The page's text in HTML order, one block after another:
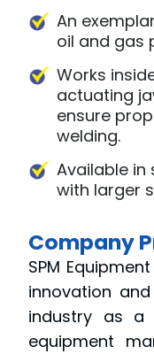
An
oil and gas
Works
actuating
ensure
welding.
Available in
with larger
Company
SPM
innovation
industry as a
equipment